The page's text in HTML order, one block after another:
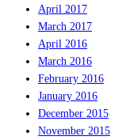
April 2017
March 2017
April 2016
March 2016
February 2016
January 2016
December 2015
November 2015